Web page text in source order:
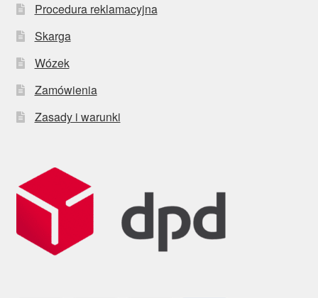
Procedura reklamacyjna
Skarga
Wózek
Zamówienia
Zasady i warunki